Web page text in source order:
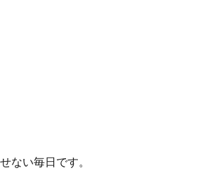
ない毎日です。